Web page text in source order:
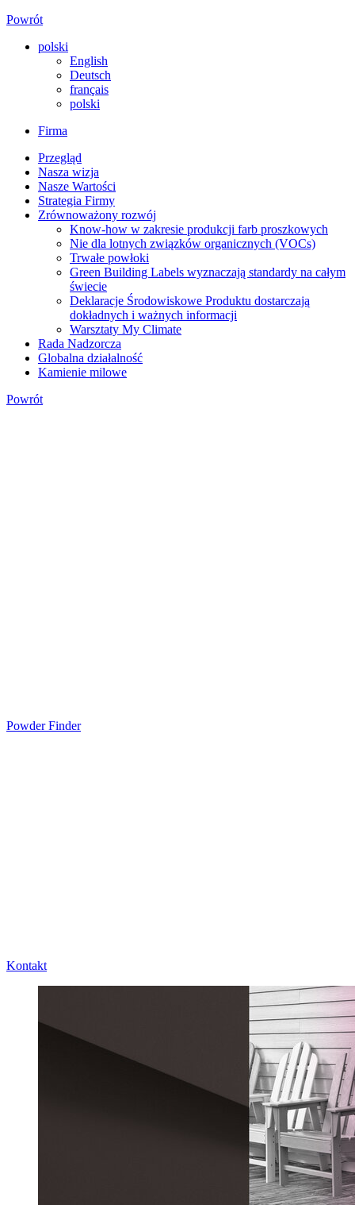
Powrót
polski
English
Deutsch
français
polski
Firma
Przegląd
Nasza wizja
Nasze Wartości
Strategia Firmy
Zrównoważony rozwój
Know-how w zakresie produkcji farb proszkowych
Nie dla lotnych związków organicznych (VOCs)
Trwałe powłoki
Green Building Labels wyznaczają standardy na całym
świecie
Deklaracje Środowiskowe Produktu dostarczają
dokładnych i ważnych informacji
Warsztaty My Climate
Rada Nadzorcza
Globalna działalność
Kamienie milowe
Powrót
Powder Finder
Kontakt